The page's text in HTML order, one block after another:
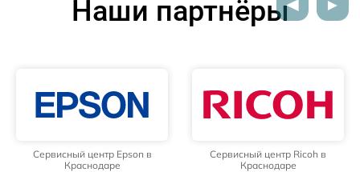
Наши партнёры
Сервисный центр Epson в
Краснодаре
Сервисный центр Ricoh в
Краснодаре